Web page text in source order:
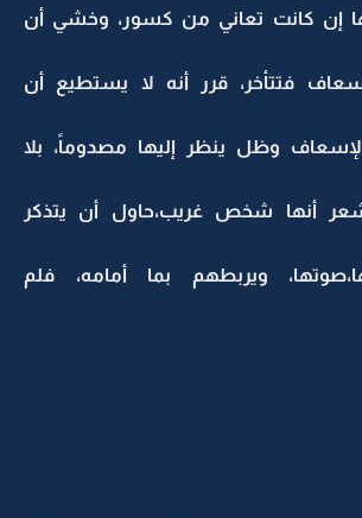
إن كانت تعاني من كسور، وخشي أن
فتتأخر، قرر أنه لا يستطيع أن
وظل ينظر إليها مصدوماً، بلا
أنها شخص غريب،حاول أن يتذكر
ويربطهم بما أمامه، فلم